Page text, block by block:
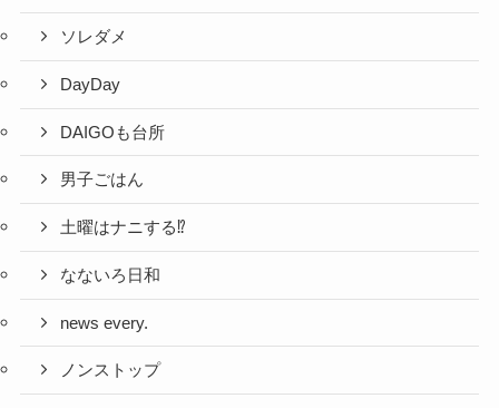
ソレダメ
DayDay
DAIGOも台所
男子ごはん
土曜はナニする⁉
なないろ日和
news every.
ノンストップ